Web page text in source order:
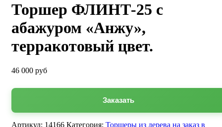
Торшер ФЛИНТ-25 с
абажуром «Анжу»,
терракотовый цвет.
46 000 руб
Заказать
Артикул: 14166 Категория: Торшеры из дерева на заказ в